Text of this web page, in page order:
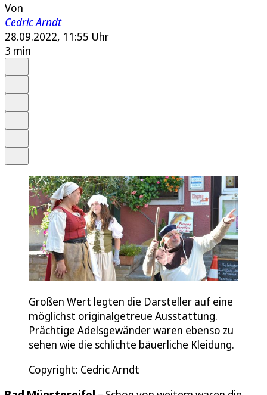
Von
Cedric Arndt
28.09.2022, 11:55 Uhr
3 min
Großen Wert legten die Darsteller auf eine
möglichst originalgetreue Ausstattung.
Prächtige Adelsgewänder waren ebenso zu
sehen wie die schlichte bäuerliche Kleidung.
Copyright: Cedric Arndt